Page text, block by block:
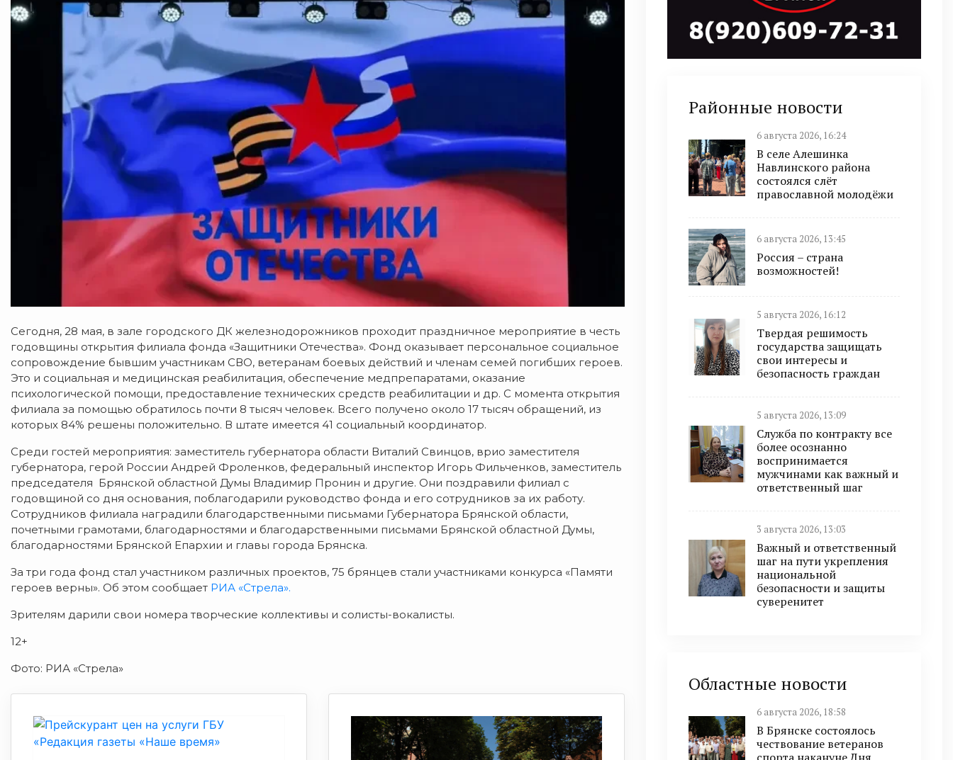
Сегодня, 28 мая, в зале городского ДК железнодорожников проходит праздничное мероприятие в честь
годовщины открытия филиала фонда «Защитники Отечества». Фонд оказывает персональное социальное
сопровождение бывшим участникам СВО, ветеранам боевых действий и членам семей погибших героев.
Это и социальная и медицинская реабилитация, обеспечение медпрепаратами, оказание
психологической помощи, предоставление технических средств реабилитации и др. С момента открытия
филиала за помощью обратилось почти 8 тысяч человек. Всего получено около 17 тысяч обращений, из
которых 84% решены положительно. В штате имеется 41 социальный координатор.
Среди гостей мероприятия: заместитель губернатора области Виталий Свинцов, врио заместителя
губернатора, герой России Андрей Фроленков, федеральный инспектор Игорь Фильченков, заместитель
председателя Брянской областной Думы Владимир Пронин и другие. Они поздравили филиал с
годовщиной со дня основания, поблагодарили руководство фонда и его сотрудников за их работу.
Сотрудников филиала наградили благодарственными письмами Губернатора Брянской области,
почетными грамотами, благодарностями и благодарственными письмами Брянской областной Думы,
благодарностями Брянской Епархии и главы города Брянска.
За три года фонд стал участником различных проектов, 75 брянцев стали участниками конкурса «Памяти
героев верны». Об этом сообщает РИА «Стрела».
Зрителям дарили свои номера творческие коллективы и солисты-вокалисты.
12+
Фото: РИА «Стрела»
Районные новости
6 августа 2026, 16:24
В селе Алешинка
Навлинского района
состоялся слёт
православной молодёжи
6 августа 2026, 13:45
Россия – страна
возможностей!
5 августа 2026, 16:12
Твердая решимость
государства защищать
свои интересы и
безопасность граждан
5 августа 2026, 13:09
Служба по контракту все
более осознанно
воспринимается
мужчинами как важный и
ответственный шаг
3 августа 2026, 13:03
Важный и ответственный
шаг на пути укрепления
национальной
безопасности и защиты
суверенитет
Областные новости
6 августа 2026, 18:58
В Брянске состоялось
чествование ветеранов